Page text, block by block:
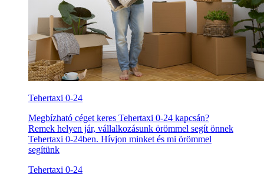
Tehertaxi 0-24
Megbízható céget keres Tehertaxi 0-24 kapcsán?
Remek helyen jár, vállalkozásunk örömmel segít önnek
Tehertaxi 0-24ben. Hívjon minket és mi örömmel
segítünk
Tehertaxi 0-24